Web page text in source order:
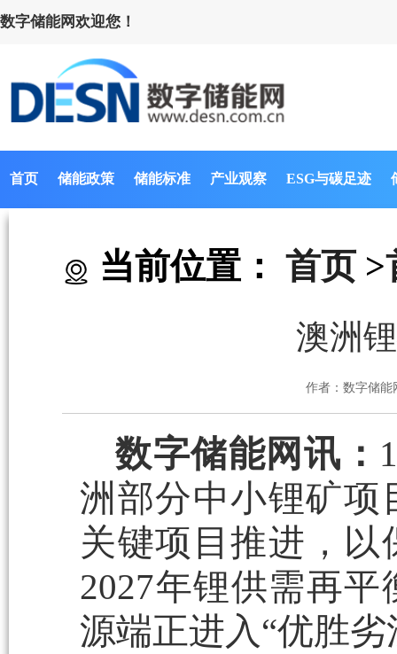
数字储能网欢迎您！
首页 储能政策 储能标准 产业观察 ESG与碳足迹
当前位置： 首页 >
澳洲
作者：数字储能
数字储能网讯：
洲部分中小锂矿项
关键项目推进，
2027年锂供需再
源端正进入“优胜